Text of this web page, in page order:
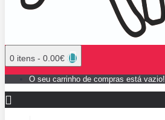
0 itens - 0.00€
O seu carrinho de compras está vazio!